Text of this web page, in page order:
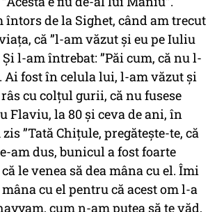
întors de la Sighet, când am trecut
că ”l-am văzut și eu pe Iuliu
l-am întrebat: ”Păi cum, că nu l-
Ai fost în celula lui, l-am văzut și
cu colțul gurii, că nu fusese
Flaviu, la 80 și ceva de ani, în
”Tată Chițule, pregătește-te, că
am dus, bunicul a fost foarte
le venea să dea mâna cu el. Îmi
cu el pentru că acest om l-a
cum n-am putea să te văd,